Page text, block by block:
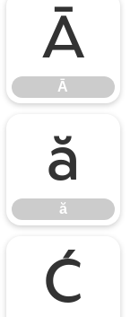
Ā
Ā
ă
ă
Ć